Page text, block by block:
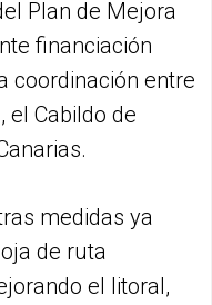
Plan de Mejora
financiación
coordinación entre
el Cabildo de
medidas ya
de ruta
el litoral,